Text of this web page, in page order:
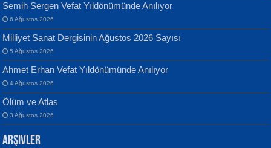
EKREM KARABABA
İsmail Aydos
İnkisar...
Semih Sergen Vefat Yıldönümünde Anılıyor
6 Ağustos 2026
Milliyet Sanat Dergisinin Ağustos 2026 Sayısı
5 Ağustos 2026
Ahmet Erhan Vefat Yıldönümünde Anılıyor
4 Ağustos 2026
Ölüm ve Atlas
3 Ağustos 2026
Arşivler